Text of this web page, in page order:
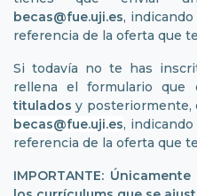
becas@fue.uji.es,
referencia de la oferta que
Si todavía no te has
rellena el formulario que
titulados y posteriormente,
becas@fue.uji.es,
referencia de la oferta que
IMPORTANTE: